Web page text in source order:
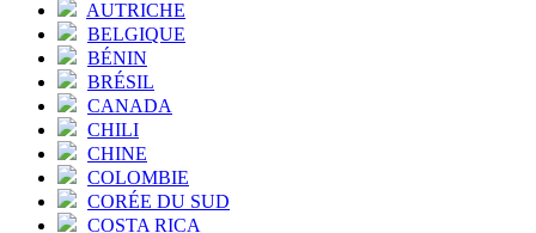
AUTRICHE
BELGIQUE
BÉNIN
BRÉSIL
CANADA
CHILI
CHINE
COLOMBIE
CORÉE DU SUD
COSTA RICA